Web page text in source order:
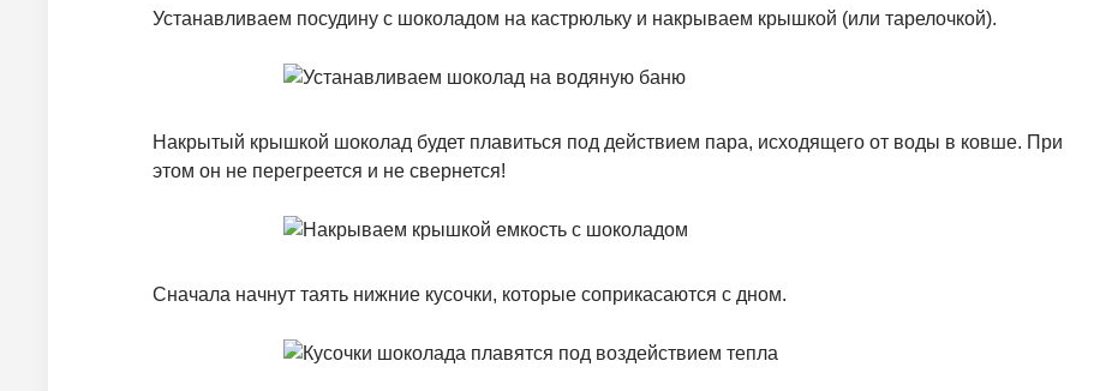
Устанавливаем посудину с шоколадом на кастрюльку и накрываем крышкой (или тарелочкой).
Накрытый крышкой шоколад будет плавиться под действием пара, исходящего от воды в ковше. При
этом он не перегреется и не свернется!
Сначала начнут таять нижние кусочки, которые соприкасаются с дном.